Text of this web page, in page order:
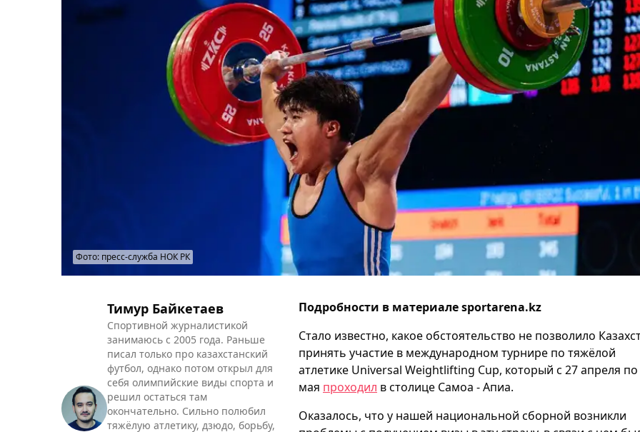
Фото: пресс-служба НОК РК
Тимур Байкетаев
Спортивной журналистикой
занимаюсь с 2005 года. Раньше
писал только про казахстанский
футбол, однако потом открыл для
себя олимпийские виды спорта и
решил остаться там
окончательно. Сильно полюбил
тяжёлую атлетику, дзюдо, борьбу,
Подробности в материале sportarena.kz
Стало известно, какое обстоятельство не позволило
принять участие в международном турнире по тяжёлой
атлетике Universal Weightlifting Cup, который с 27 апреля по
мая проходил в столице Самоа - Апиа.
Оказалось, что у нашей национальной сборной возникли